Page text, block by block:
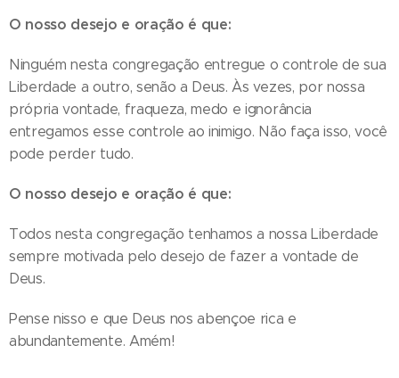
O nosso desejo e oração é que:
Ninguém nesta congregação entregue o controle de sua
Liberdade a outro, senão a Deus. Às vezes, por nossa
própria vontade, fraqueza, medo e ignorância
entregamos esse controle ao inimigo. Não faça isso, você
pode perder tudo.
O nosso desejo e oração é que:
Todos nesta congregação tenhamos a nossa Liberdade
sempre motivada pelo desejo de fazer a vontade de
Deus.
Pense nisso e que Deus nos abençoe rica e
abundantemente. Amém!